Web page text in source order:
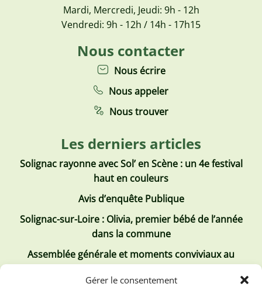
Gérer le consentement
Mardi, Mercredi, Jeudi: 9h - 12h
Vendredi: 9h - 12h / 14h - 17h15
Nous contacter
Nous écrire
Nous appeler
Nous trouver
Les derniers articles
Solignac rayonne avec Sol’ en Scène : un 4e festival
haut en couleurs
Avis d’enquête Publique
Solignac-sur-Loire : Olivia, premier bébé de l’année
dans la commune
Assemblée générale et moments conviviaux au